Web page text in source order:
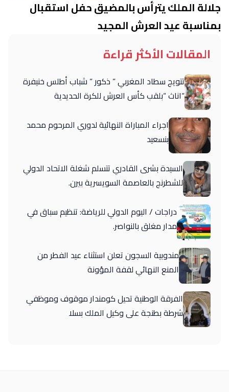
جلالة الملك يترأس بالمضيق حفل استقبال
بمناسبة عيد العرش المجيد
المقالات الأكثر قراءة
تتويج سطاد المغربي ” ذكور ” شباب أطلس خنيفرة
“اناث “بلقب كأس العرش للكرة الحديدية
اجراء المباراة النهائية لدوري المرحوم محمد
بنسعيد
السيدة بشرى القادري تتسلم شغلة الاتحاد الدولي
للشطرنج بالعاصمة السويسرية بيرن.
دراجات / اليوم الدولي للرياضة: تنظيم سباق في
مدار مغلق بالنواصر.
مندوبية السجون تعلن استثناء عيد الفطر من
المنع النهائي لقفة المؤونة
الفرقة الوطنية تحيل كومندار موقوف وموظفي
شرطة بطنجة على وكيل الملك بسلا